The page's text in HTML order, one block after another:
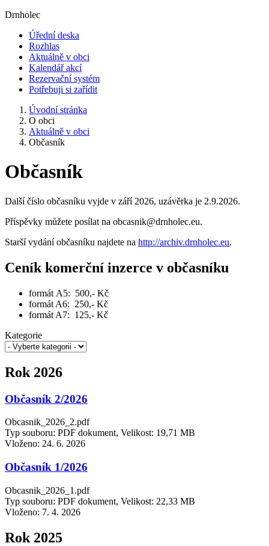
Drnholec
Úřední deska
Rozhlas
Aktuálně v obci
Kalendář akcí
Rezervační systém
Potřebuji si zařídit
Úvodní stránka
O obci
Aktuálně v obci
Občasník
Občasník
Další číslo občasníku vyjde v září 2026, uzávěrka je 2.9.2026.
Příspěvky můžete posílat na obcasnik@drnholec.eu.
Starší vydání občasníku najdete na http://archiv.drnholec.eu.
Ceník komerční inzerce v občasníku
formát A5: 500,- Kč
formát A6: 250,- Kč
formát A7: 125,- Kč
Kategorie
Rok 2026
Občasník 2/2026
Obcasnik_2026_2.pdf
Typ souboru: PDF dokument, Velikost: 19,71 MB
Vloženo: 24. 6. 2026
Občasník 1/2026
Obcasnik_2026_1.pdf
Typ souboru: PDF dokument, Velikost: 22,33 MB
Vloženo: 7. 4. 2026
Rok 2025